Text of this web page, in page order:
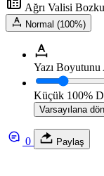
Ağrı Valisi
Normal (100%)
Yazı Boyutunu
Küçük 100%
Varsayılana dön
0 Paylaş